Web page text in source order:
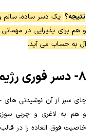
نتیجه؟ یک دسر ساده، سالم
و هم برای پذیرایی در
آل به حساب می آید.
8- دسر فوری رژیمی با چای سبز
چای سبز از آن نوشیدنی
و هم به لاغری و چربی
خاصیت فوق العاده را در